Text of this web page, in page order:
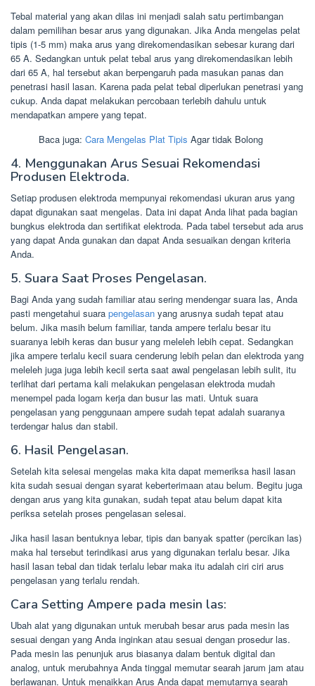
Tebal material yang akan dilas ini menjadi salah satu pertimbangan
dalam pemilihan besar arus yang digunakan. Jika Anda mengelas pelat
tipis (1-5 mm) maka arus yang direkomendasikan sebesar kurang dari
65 A. Sedangkan untuk pelat tebal arus yang direkomendasikan lebih
dari 65 A, hal tersebut akan berpengaruh pada masukan panas dan
penetrasi hasil lasan. Karena pada pelat tebal diperlukan penetrasi yang
cukup. Anda dapat melakukan percobaan terlebih dahulu untuk
mendapatkan ampere yang tepat.
Baca juga: Cara Mengelas Plat Tipis Agar tidak Bolong
4. Menggunakan Arus Sesuai Rekomendasi
Produsen Elektroda.
Setiap produsen elektroda mempunyai rekomendasi ukuran arus yang
dapat digunakan saat mengelas. Data ini dapat Anda lihat pada bagian
bungkus elektroda dan sertifikat elektroda. Pada tabel tersebut ada arus
yang dapat Anda gunakan dan dapat Anda sesuaikan dengan kriteria
Anda.
5. Suara Saat Proses Pengelasan.
Bagi Anda yang sudah familiar atau sering mendengar suara las, Anda
pasti mengetahui suara pengelasan yang arusnya sudah tepat atau
belum. Jika masih belum familiar, tanda ampere terlalu besar itu
suaranya lebih keras dan busur yang meleleh lebih cepat. Sedangkan
jika ampere terlalu kecil suara cenderung lebih pelan dan elektroda yang
meleleh juga juga lebih kecil serta saat awal pengelasan lebih sulit, itu
terlihat dari pertama kali melakukan pengelasan elektroda mudah
menempel pada logam kerja dan busur las mati. Untuk suara
pengelasan yang penggunaan ampere sudah tepat adalah suaranya
terdengar halus dan stabil.
6. Hasil Pengelasan.
Setelah kita selesai mengelas maka kita dapat memeriksa hasil lasan
kita sudah sesuai dengan syarat keberterimaan atau belum. Begitu juga
dengan arus yang kita gunakan, sudah tepat atau belum dapat kita
periksa setelah proses pengelasan selesai.
Jika hasil lasan bentuknya lebar, tipis dan banyak spatter (percikan las)
maka hal tersebut terindikasi arus yang digunakan terlalu besar. Jika
hasil lasan tebal dan tidak terlalu lebar maka itu adalah ciri ciri arus
pengelasan yang terlalu rendah.
Cara Setting Ampere pada mesin las:
Ubah alat yang digunakan untuk merubah besar arus pada mesin las
sesuai dengan yang Anda inginkan atau sesuai dengan prosedur las.
Pada mesin las penunjuk arus biasanya dalam bentuk digital dan
analog, untuk merubahnya Anda tinggal memutar searah jarum jam atau
berlawanan. Untuk menaikkan Arus Anda dapat memutarnya searah